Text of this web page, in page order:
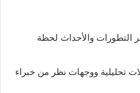
التطورات والأحداث لحظة
تحليلية ووجهات نظر من خبراء